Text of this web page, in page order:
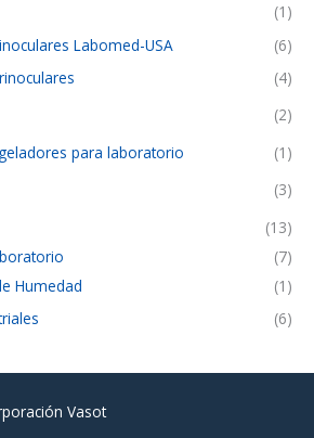
(1)
Labomed-USA
(6)
(4)
(2)
para laboratorio
(1)
(3)
(13)
(7)
Humedad
(1)
(6)
Vasot